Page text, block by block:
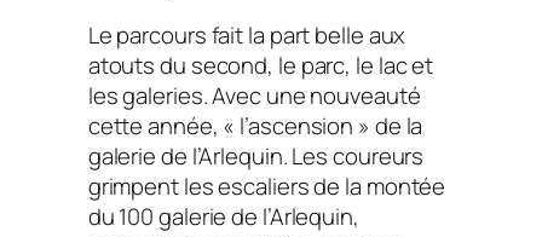
Le parcours fait la part belle aux
atouts du second, le parc, le lac et
les galeries. Avec une nouveauté
cette année, « l’ascension » de la
galerie de l’Arlequin. Les coureurs
grimpent les escaliers de la montée
du 100 galerie de l’Arlequin,